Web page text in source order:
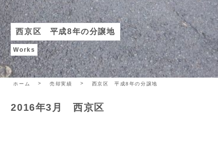
西京区 平成8年の分譲地
Works
ホーム 売却実績 西京区 平成8年の分譲地
2016年3月 西京区